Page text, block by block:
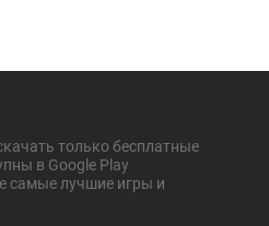
только бесплатные
в Google Play
самые лучшие игры и